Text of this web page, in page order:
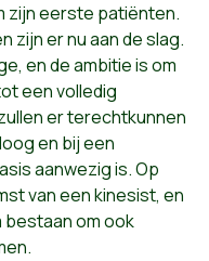
zijn eerste patiënten.
zijn er nu aan de slag.
en de ambitie is om
een volledig
er terechtkunnen
en bij een
aanwezig is. Op
van een kinesist, en
om ook